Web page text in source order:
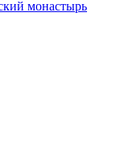
монастырь